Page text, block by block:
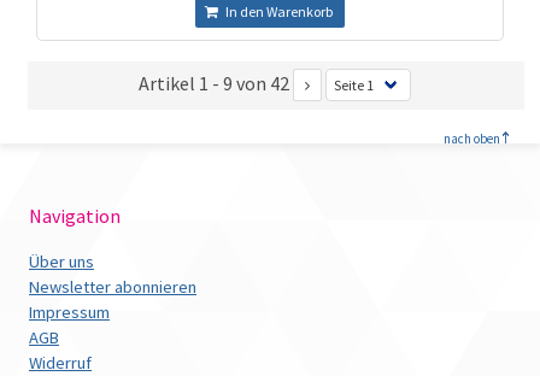
In den Warenkorb
Artikel 1 - 9 von 42
nach oben
Navigation
Über uns
Newsletter abonnieren
Impressum
AGB
Widerruf